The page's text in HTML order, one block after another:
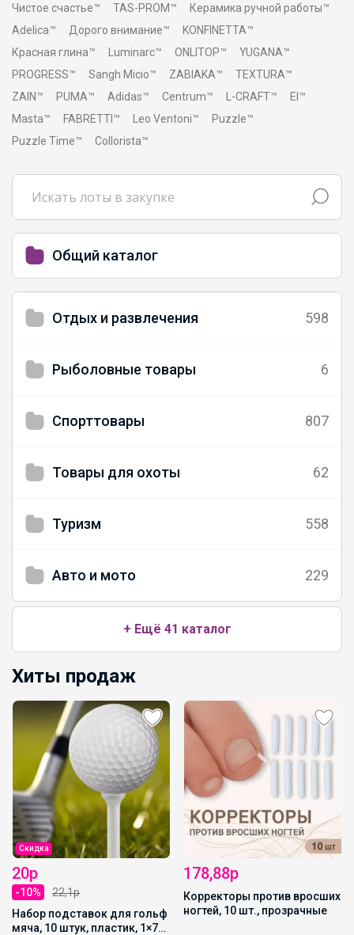
Общий каталог
Отдых и развлечения 598
Рыболовные товары 6
Спорттовары 807
Товары для охоты 62
Туризм 558
Авто и мото 229
+ Ещё 41 каталог
Чистое счастье™ TAS-PROM™
Керамика ручной работы™
Adelica™
Дорого внимание™
KONFINETTA™
Красная глина™
Luminarc™ ONLITOP™
YUGANA™
PROGRESS™
Sangh Micio™ ZABIAKA™
TEXTURA™
ZAIN™
PUMA™ Adidas™ Centrum™ L-CRAFT™
El™
Masta™
FABRETTI™ Leo Ventoni™
Puzzle™
Puzzle Time™
Collorista™
Хиты продаж
Скидка
20р
-10%
22,1р
Набор подставок для гольф
мяча, 10 штук, пластик, 1×7
178,88р
Корректоры против вросших
ногтей, 10 шт., прозрачные